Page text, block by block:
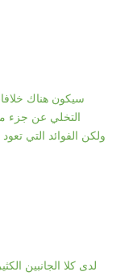
التخلي عن جزء
ولكن الفوائد التي